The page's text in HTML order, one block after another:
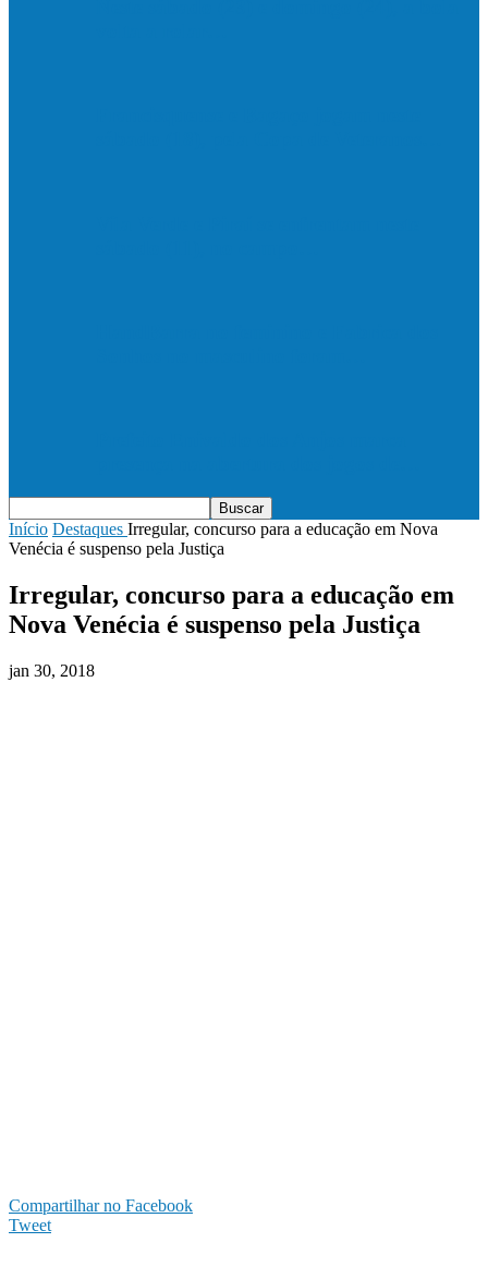
Início Destaques Irregular, concurso para a educação em Nova
Venécia é suspenso pela Justiça
Irregular, concurso para a educação em
Nova Venécia é suspenso pela Justiça
jan 30, 2018
Compartilhar no Facebook
Tweet